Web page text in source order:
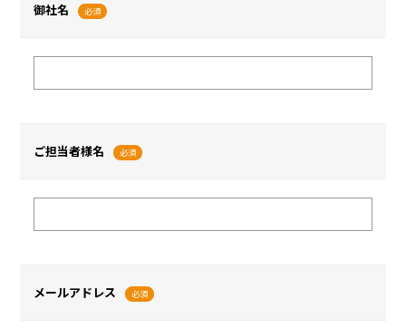
御社名 必須
ご担当者様名 必須
メールアドレス 必須